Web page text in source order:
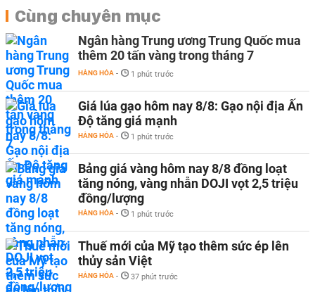
Cùng chuyên mục
Ngân hàng Trung ương Trung Quốc mua
thêm 20 tấn vàng trong tháng 7
HÀNG HÓA - 1 phút trước
Giá lúa gạo hôm nay 8/8: Gạo nội địa Ấn
Độ tăng giá mạnh
HÀNG HÓA - 1 phút trước
Bảng giá vàng hôm nay 8/8 đồng loạt
tăng nóng, vàng nhẫn DOJI vọt 2,5 triệu
đồng/lượng
HÀNG HÓA - 1 phút trước
Thuế mới của Mỹ tạo thêm sức ép lên
thủy sản Việt
HÀNG HÓA - 37 phút trước